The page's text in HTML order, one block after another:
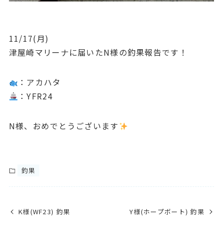
11/17(月)
津屋崎マリーナに届いたN様の釣果報告です！
：アカハタ
：YFR24
N様、おめでとうございます
釣果
K様(WF23) 釣果 Y様(ホープボート) 釣果